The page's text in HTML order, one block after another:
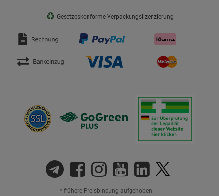
♻ Gesetzeskonforme Verpackungslizenzierung
* frühere Preisbindung aufgehoben